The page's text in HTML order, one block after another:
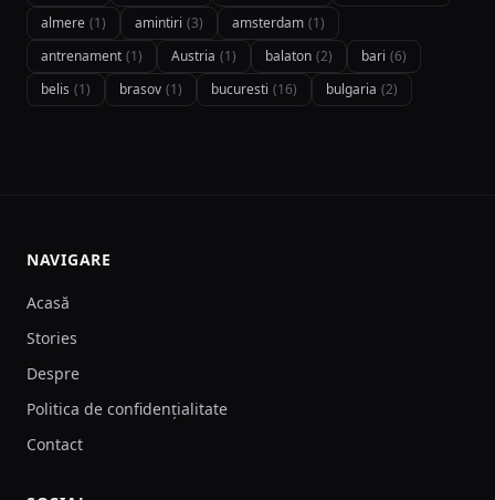
almere (1) amintiri (3) amsterdam (1)
antrenament (1) Austria (1) balaton (2) bari (6)
belis (1) brasov (1) bucuresti (16) bulgaria (2)
NAVIGARE
Acasă
Stories
Despre
Politica de confidențialitate
Contact